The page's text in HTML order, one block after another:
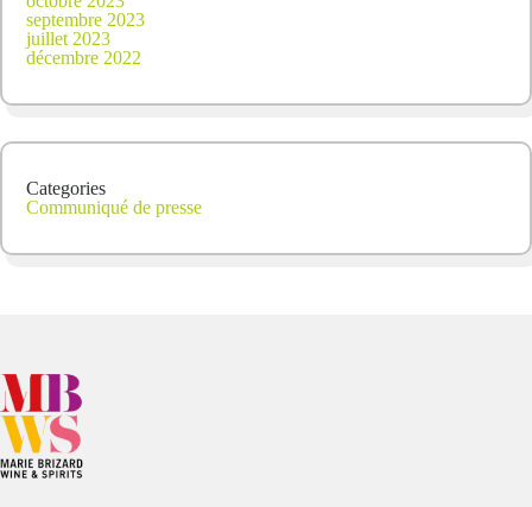
septembre 2023
juillet 2023
décembre 2022
Categories
Communiqué de presse